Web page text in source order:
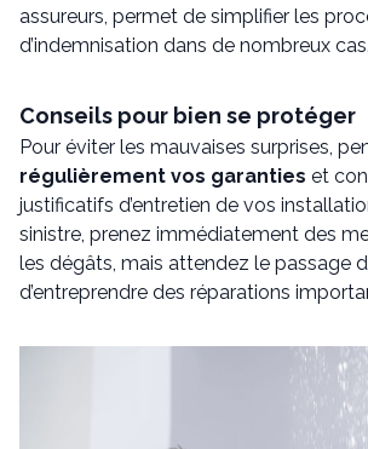
assureurs, permet de simplifier les
d’indemnisation dans de nombreux cas.
Conseils pour bien se protéger
Pour éviter les mauvaises surprises,
régulièrement vos garanties et
justificatifs d’entretien de vos
sinistre, prenez immédiatement des
les dégâts, mais attendez le passage
d’entreprendre des réparations